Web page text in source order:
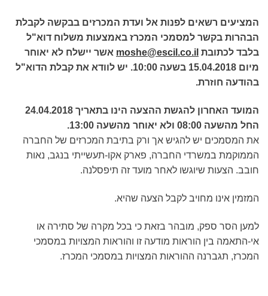
המציעים רשאים לפנות אל ועדת המכרזים בבקשה לקבלת
הבהרות בקשר למסמכי המכרז באמצעות משלוח דוא"ל
בלבד לכתובת moshe@escil.co.il אשר יישלח לא יאוחר
מיום 15.04.2018 בשעה 10:00. יש לוודא את קבלת הדוא"ל
בהודעה חוזרת.
המועד האחרון להגשת ההצעה הינו בתאריך 24.04.2018
החל מהשעה 08:00 ולא יאוחר מהשעה 13:00.
את המסמכים יש להגיש אך ורק בתיבת המכרזים של החברה
הממוקמת במשרדי החברה, פארק אקו-תעשייתי בנגב, נאות
חובב. הצעות שיוגשו לאחר מועד זה תיפסלנה.
המזמין אינו מחויב לקבל הצעה שהיא.
למען הסר ספק, מובהר בזאת כי בכל מקרה של סתירה או
אי-התאמה בין הוראות מודעה זו והוראות המצויות במסמכי
המכרז, תגברנה ההוראות המצויות במסמכי המכרז.